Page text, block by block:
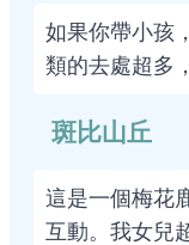
如果你帶小孩
類的去處超多
斑比山丘
這是一個梅花
互動。我女兒